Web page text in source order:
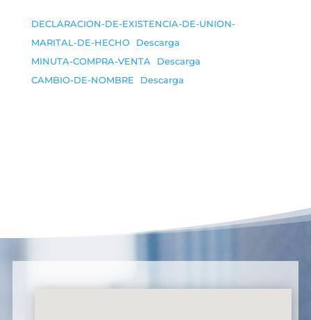
DECLARACION-DE-EXISTENCIA-DE-UNION-
MARITAL-DE-HECHO
Descarga
MINUTA-COMPRA-VENTA
Descarga
CAMBIO-DE-NOMBRE
Descarga